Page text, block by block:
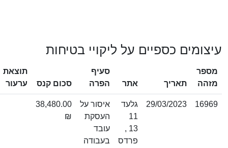
עיצומים כספיים על ליקויי בטיחות
מספר
מזהה
תאריך אתר
סעיף
הפרה
סכום קנס
תוצאת
ערעור
16969
29/03/2023
גלעד
11
13 ,
פרדס
איסור על
העסקת
עובד
בעבודה
38,480.00
₪